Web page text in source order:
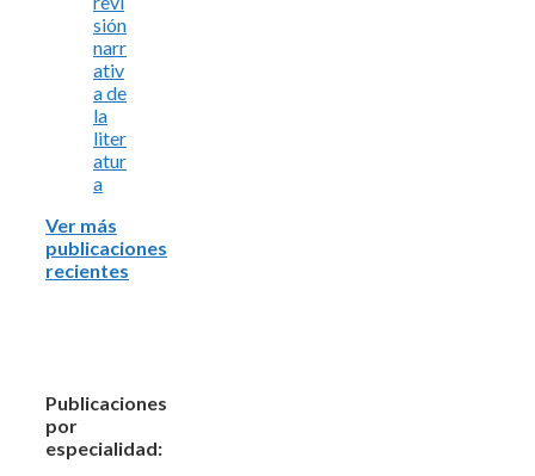
sión
narr
ativ
a de
la
liter
atur
a
Ver más
publicaciones
recientes
Publicaciones
por
especialidad: